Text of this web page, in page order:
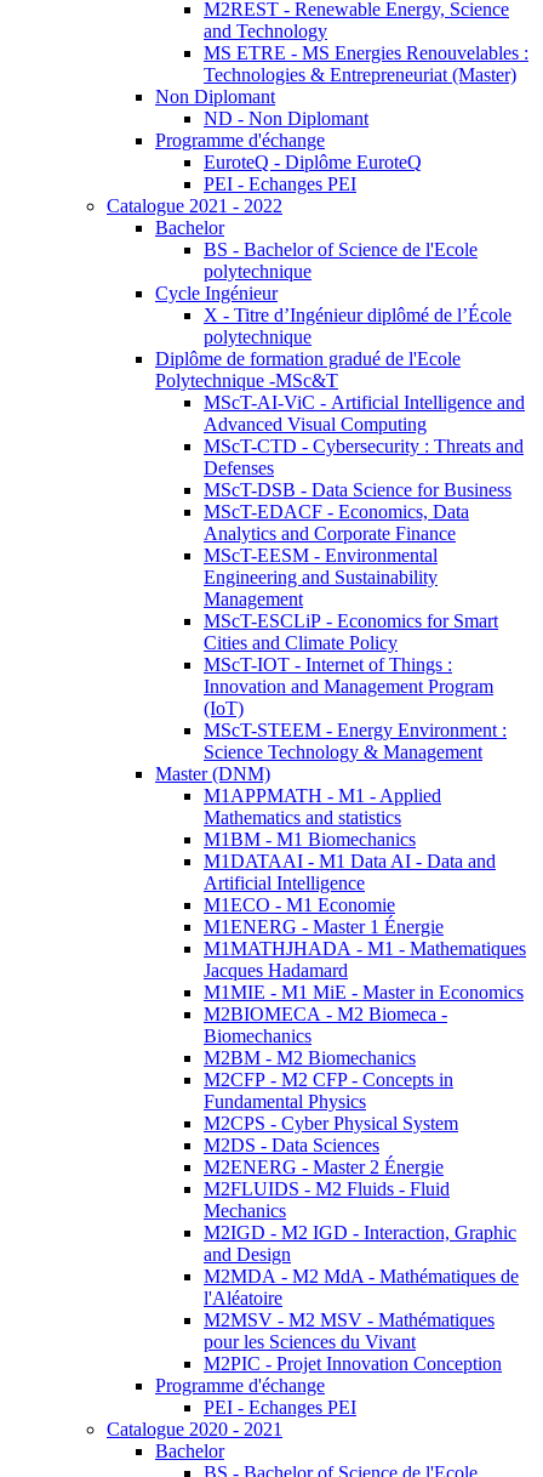
M2REST - Renewable Energy, Science
and Technology
MS ETRE - MS Energies Renouvelables :
Technologies & Entrepreneuriat (Master)
Non Diplomant
ND - Non Diplomant
Programme d'échange
EuroteQ - Diplôme EuroteQ
PEI - Echanges PEI
Catalogue 2021 - 2022
Bachelor
BS - Bachelor of Science de l'Ecole
polytechnique
Cycle Ingénieur
X - Titre d’Ingénieur diplômé de l’École
polytechnique
Diplôme de formation gradué de l'Ecole
Polytechnique -MSc&T
MScT-AI-ViC - Artificial Intelligence and
Advanced Visual Computing
MScT-CTD - Cybersecurity : Threats and
Defenses
MScT-DSB - Data Science for Business
MScT-EDACF - Economics, Data
Analytics and Corporate Finance
MScT-EESM - Environmental
Engineering and Sustainability
Management
MScT-ESCLiP - Economics for Smart
Cities and Climate Policy
MScT-IOT - Internet of Things :
Innovation and Management Program
(IoT)
MScT-STEEM - Energy Environment :
Science Technology & Management
Master (DNM)
M1APPMATH - M1 - Applied
Mathematics and statistics
M1BM - M1 Biomechanics
M1DATAAI - M1 Data AI - Data and
Artificial Intelligence
M1ECO - M1 Economie
M1ENERG - Master 1 Énergie
M1MATHJHADA - M1 - Mathematiques
Jacques Hadamard
M1MIE - M1 MiE - Master in Economics
M2BIOMECA - M2 Biomeca -
Biomechanics
M2BM - M2 Biomechanics
M2CFP - M2 CFP - Concepts in
Fundamental Physics
M2CPS - Cyber Physical System
M2DS - Data Sciences
M2ENERG - Master 2 Énergie
M2FLUIDS - M2 Fluids - Fluid
Mechanics
M2IGD - M2 IGD - Interaction, Graphic
and Design
M2MDA - M2 MdA - Mathématiques de
l'Aléatoire
M2MSV - M2 MSV - Mathématiques
pour les Sciences du Vivant
M2PIC - Projet Innovation Conception
Programme d'échange
PEI - Echanges PEI
Catalogue 2020 - 2021
Bachelor
BS - Bachelor of Science de l'Ecole